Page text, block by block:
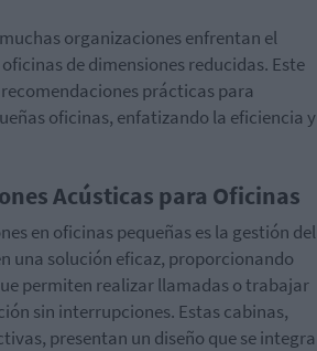
organizaciones enfrentan el
de dimensiones reducidas. Este
prácticas para
oficinas, enfatizando la eficiencia y
Acústicas para Oficinas
en oficinas pequeñas es la gestión del
una solución eficaz, proporcionando
permiten realizar llamadas o trabajar
sin interrupciones. Estas cabinas,
presentan un diseño que se integra